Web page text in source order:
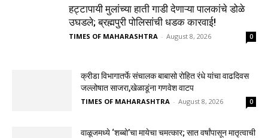
हट्टापायी मुलांच्या हाती गाडी देणाऱ्या पालकांचे डोळे
उघडले; ब्रह्मपुरी पोलिसांची धडक कारवाई!
TIMES OF MAHARASHTRA - August 8, 2026 0
क्रीडा विभागातर्फे संचालक बाबासो रोहित रंधे यांचा वाढदिवस
जल्लोषात साजरा,खेळाडूंना गणवेश वाटप
TIMES OF MAHARASHTRA - August 8, 2026 0
वाळूजमध्ये ‘शब्बो’चा मायेचा चमत्कार; सात वर्षांपासून मातृत्वाची